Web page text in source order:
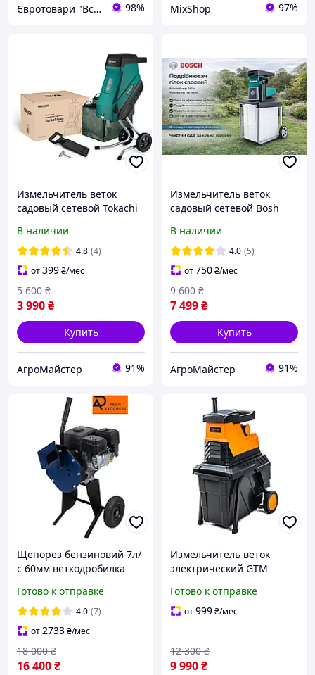
Євротовари "Все Вам" iнтернет-магазин. 98% MixShop 97%
Измельчитель веток
садовый сетевой Tokachi
до 45 мм с 2
контейнерами по 35 л
В наличии
4.8 (4)
от399₴/мес
3 990₴
5 600 ₴
Купить
АгроМайстер 91%
Измельчитель веток
садовый сетевой Bosh
садовый фрезерный с
жестким контейнером на
60 л
В наличии
4.0 (5)
от750₴/мес
7 499₴
9 600 ₴
Купить
АгроМайстер 91%
Щепорез бензиновий 7л/
с 60мм веткодробилка
дробилка веток шредер
садовый
Готово к отправке
4.0 (7)
от2733₴/мес
16 400₴
18 000 ₴
Измельчитель веток
электрический GTM
механизм
Готово к отправке
от999₴/мес
9 990₴
12 300 ₴